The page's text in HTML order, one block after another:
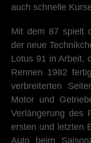
auch schnelle
Mit dem 87 spielt
der neue
Lotus 91 in Arbeit,
Rennen 1982
verbreiterten
Motor und
Verlängerung des
ersten und letzten
Auto beim